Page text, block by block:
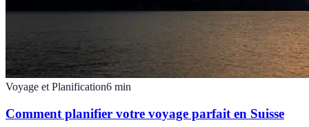
Voyage et Planification6 min
Comment planifier votre voyage parfait en Suisse